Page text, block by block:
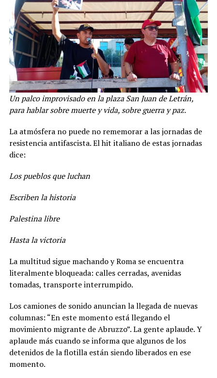
Un palco improvisado en la plaza San Juan de Letrán,
para hablar sobre muerte y vida, sobre guerra y paz.
La atmósfera no puede no rememorar a las jornadas de
resistencia antifascista. El hit italiano de estas jornadas
dice:
Los pueblos que luchan
Escriben la historia
Palestina libre
Hasta la victoria
La multitud sigue machando y Roma se encuentra
literalmente bloqueada: calles cerradas, avenidas
tomadas, transporte interrumpido.
Los camiones de sonido anuncian la llegada de nuevas
columnas: “En este momento está llegando el
movimiento migrante de Abruzzo”. La gente aplaude. Y
aplaude más cuando se informa que algunos de los
detenidos de la flotilla están siendo liberados en ese
momento.